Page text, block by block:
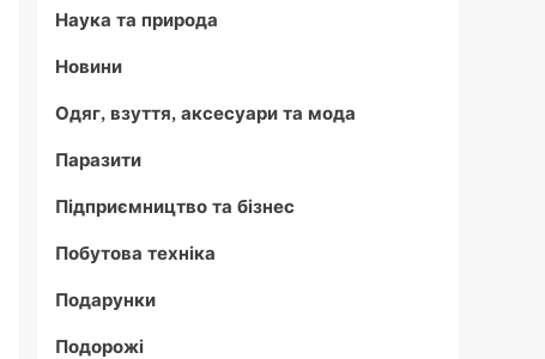
Наука та природа
Новини
Одяг, взуття, аксесуари та мода
Паразити
Підприємництво та бізнес
Побутова техніка
Подарунки
Подорожі